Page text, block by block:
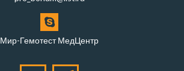
Мир-Гемотест МедЦентр